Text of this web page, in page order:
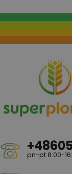
pn-pt 8:00-